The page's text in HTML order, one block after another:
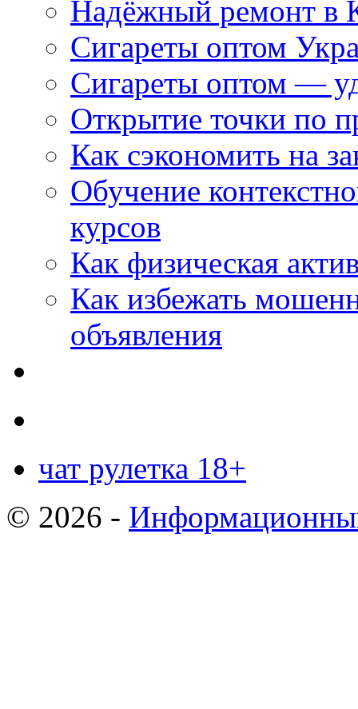
Надёжный ремонт в
Сигареты оптом
Сигареты оптом —
Открытие точки по
Как сэкономить на
Обучение
курсов
Как физическая
Как избежать
объявления
чат рулетка 18+
© 2026 -